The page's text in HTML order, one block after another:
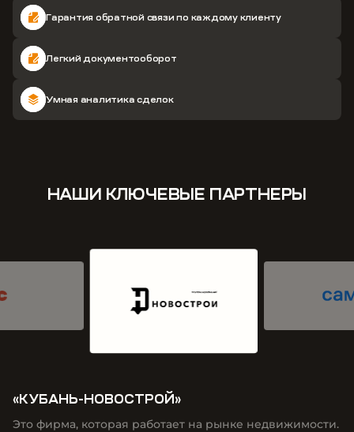
Гарантия обратной связи по каждому клиенту
Легкий документооборот
Умная аналитика сделок
НАШИ КЛЮЧЕВЫЕ ПАРТНЕРЫ
«КУБАНЬ-НОВОСТРОЙ»
Это фирма, которая работает на рынке недвижимости.